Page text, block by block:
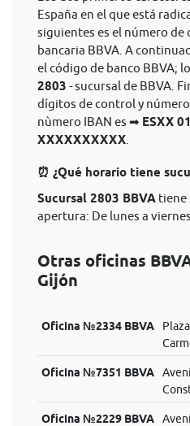
España en el que está
siguientes es el número de
bancaria BBVA. A
el código de banco BBVA;
2803 - sucursal de BBVA.
dígitos de control y
nùmero IBAN es ➡ ESXX
XXXXXXXXXX
⏰ ¿Qué horario tiene
Sucursal 2803 BBVA tiene
apertura: De lunes a viernes
Otras oficinas
Gijón
Oficina №2334 BBVA
Oficina №7351 BBVA
Oficina №2229 BBVA